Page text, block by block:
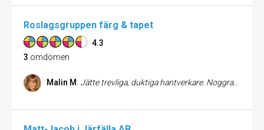
Roslagsgruppen färg & tapet
4.3
3 omdömen
Malin M: Jätte trevliga, duktiga hantverkare. Noggrant utfört jobb. Skulle inte tveka att anlita dem igen. Rekommenderar dem till alla som behöver hjälp med målning, kök, badrum, tapetsering, golvslipning, trapprenovering mm.